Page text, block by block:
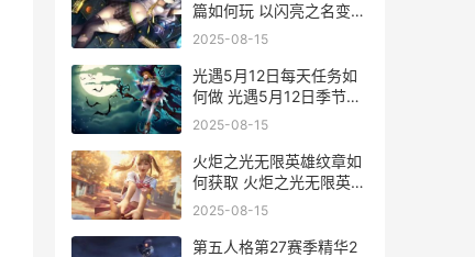
篇如何玩 以闪亮之名变装
物语怎么发感谢信
2025-08-15
光遇5月12日每天任务如
何做 光遇5月12日季节蜡
烛
2025-08-15
火炬之光无限英雄纹章如
何获取 火炬之光无限英雄
纹章
2025-08-15
第五人格第27赛季精华2